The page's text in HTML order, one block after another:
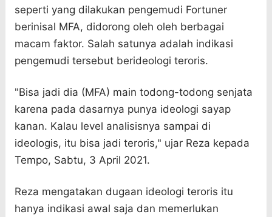
seperti yang dilakukan pengemudi Fortuner
berinisal MFA, didorong oleh oleh berbagai
macam faktor. Salah satunya adalah indikasi
pengemudi tersebut berideologi teroris.
"Bisa jadi dia (MFA) main todong-todong senjata
karena pada dasarnya punya ideologi sayap
kanan. Kalau level analisisnya sampai di
ideologis, itu bisa jadi teroris," ujar Reza kepada
Tempo, Sabtu, 3 April 2021.
Reza mengatakan dugaan ideologi teroris itu
hanya indikasi awal saja dan memerlukan